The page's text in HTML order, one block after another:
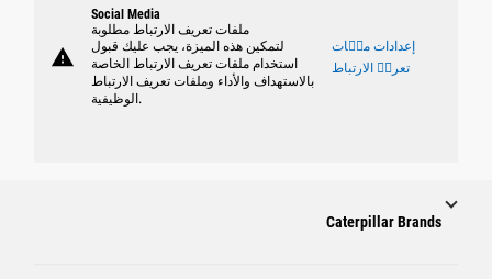
warning
Social Media
ملفات تعريف الارتباط مطلوبة
لتمكين هذه الميزة، يجب عليك قبول
استخدام ملفات تعريف الارتباط الخاصة
بالاستهداف والأداء وملفات تعريف الارتباط
الوظيفية.
إعدادات ملٝات
تعريٝ الارتباط
Caterpillar Brands